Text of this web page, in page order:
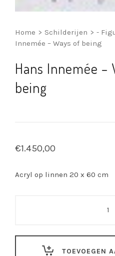
Home > Schilderijen > -
Innemée – Ways of being
Hans Innemée –
being
€1.450,00
Acryl op linnen 20 x 60 cm
Ways
TOEVOEGEN